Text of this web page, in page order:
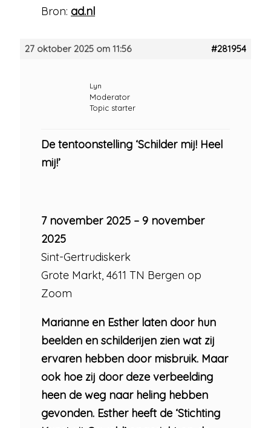
Bron:ad.nl
27 oktober 2025 om 11:56 #281954
Lyn
Moderator
Topic starter
De tentoonstelling ‘Schilder mij! Heel
mij!’
7 november 2025 – 9 november
2025
Sint-Gertrudiskerk
Grote Markt, 4611 TN Bergen op
Zoom
Marianne en Esther laten door hun
beelden en schilderijen zien wat zij
ervaren hebben door misbruik. Maar
ook hoe zij door deze verbeelding
heen de weg naar heling hebben
gevonden. Esther heeft de ‘Stichting